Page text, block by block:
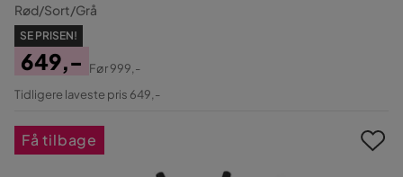
Rød/Sort/Grå
SE PRISEN!
Pris
649,-
Original
Før999,-
Tidligere laveste pris 649,-
Få tilbage